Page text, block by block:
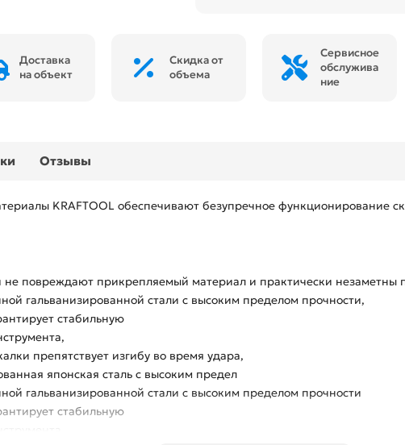
Доставка
на объект
Скидка от
объема
Сервисное
обслужива
ние
Отзывы
KRAFTOOL обеспечивают безупречное функционирование
повреждают прикрепляемый материал и практически незаметны
гальванизированной стали с высоким пределом прочности,
стабильную
препятствует изгибу во время удара,
японская сталь с высоким предел
гальванизированной стали с высоким пределом прочности
стабильную